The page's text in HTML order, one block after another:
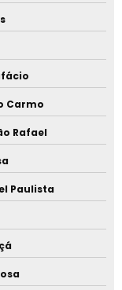
Carmo
Rafael
Paulista